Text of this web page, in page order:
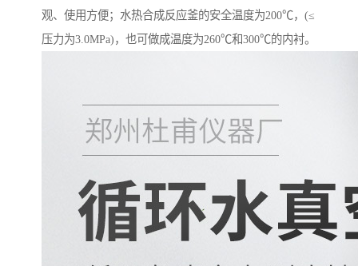
观、使用方便；水热合成反应釜的安全温度为200℃，(≤
压力为3.0MPa)，也可做成温度为260℃和300℃的内衬。